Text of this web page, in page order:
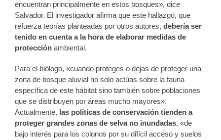
encuentran principalmente en estos bosques», dice
Salvador. El investigador afirma que este hallazgo, que
refuerza teorías planteadas por otros autores, debería ser
tenido en cuenta a la hora de elaborar medidas de
protección ambiental.
Para el biólogo, «cuando proteges o dejas de proteger una
zona de bosque aluvial no solo actúas sobre la fauna
específica de este hábitat sino también sobre poblaciones
que se distribuyen por áreas mucho mayores».
Actualmente, las políticas de conservación tienden a
proteger grandes zonas de selva no inundadas, «de
bajo interés para los colonos por su difícil acceso y suelos